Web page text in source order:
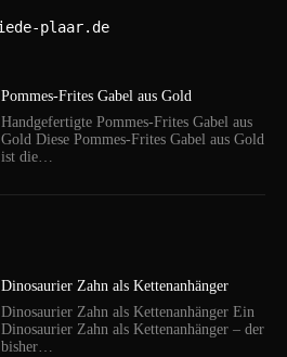
Pommes-Frites Gabel aus Gold
Handgefertigte Pommes-Frites Gabel aus
Gold Diese Pommes-Frites Gabel aus Gold
ist die…
Dinosaurier Zahn als Kettenanhänger
Dinosaurier Zahn als Kettenanhänger Ein
Dinosaurier Zahn als Kettenanhänger – der
bisher…